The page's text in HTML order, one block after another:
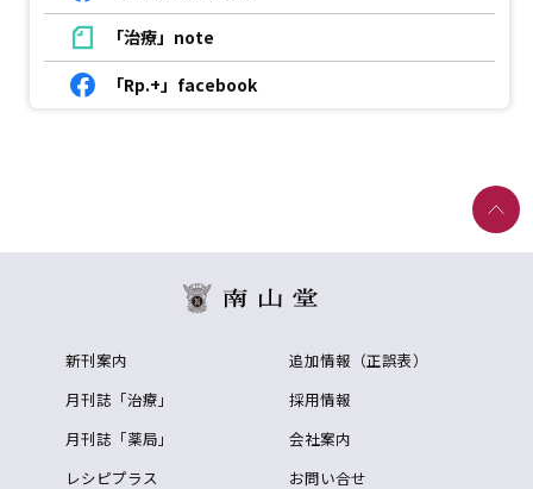
「治療」note
「Rp.+」facebook
新刊案内
月刊誌「治療」
月刊誌「薬局」
レシピプラス
追加情報（正誤表）
採用情報
会社案内
お問い合せ